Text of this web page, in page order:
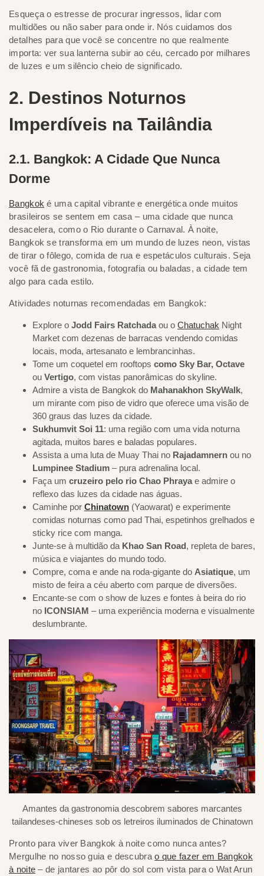
Esqueça o estresse de procurar ingressos, lidar com
multidões ou não saber para onde ir. Nós cuidamos dos
detalhes para que você se concentre no que realmente
importa: ver sua lanterna subir ao céu, cercado por milhares
de luzes e um silêncio cheio de significado.
2. Destinos Noturnos
Imperdíveis na Tailândia
2.1. Bangkok: A Cidade Que Nunca
Dorme
Bangkok é uma capital vibrante e energética onde muitos
brasileiros se sentem em casa – uma cidade que nunca
desacelera, como o Rio durante o Carnaval. À noite,
Bangkok se transforma em um mundo de luzes neon, vistas
de tirar o fôlego, comida de rua e espetáculos culturais. Seja
você fã de gastronomia, fotografia ou baladas, a cidade tem
algo para cada estilo.
Atividades noturnas recomendadas em Bangkok:
Explore o Jodd Fairs Ratchadaou o Chatuchak Night
Market com dezenas de barracas vendendo comidas
locais, moda, artesanato e lembrancinhas.
Tome um coquetel em rooftops como Sky Bar, Octave
ou Vertigo, com vistas panorâmicas do skyline.
Admire a vista de Bangkok do Mahanakhon SkyWalk,
um mirante com piso de vidro que oferece uma visão de
360 graus das luzes da cidade.
Sukhumvit Soi 11: uma região com uma vida noturna
agitada, muitos bares e baladas populares.
Assista a uma luta de Muay Thai no Rajadamnern ou no
Lumpinee Stadium – pura adrenalina local.
Faça um cruzeiro pelo rio Chao Phrayae admire o
reflexo das luzes da cidade nas águas.
Caminhe por Chinatown (Yaowarat) e experimente
comidas noturnas como pad Thai, espetinhos grelhados e
sticky rice com manga.
Junte-se à multidão da Khao San Road, repleta de bares,
música e viajantes do mundo todo.
Compre, coma e ande na roda-gigante do Asiatique, um
misto de feira a céu aberto com parque de diversões.
Encante-se com o show de luzes e fontes à beira do rio
no ICONSIAM – uma experiência moderna e visualmente
deslumbrante.
Amantes da gastronomia descobrem sabores marcantes
tailandeses-chineses sob os letreiros iluminados de Chinatown
Pronto para viver Bangkok à noite como nunca antes?
Mergulhe no nosso guia e descubrao que fazer em Bangkok
à noite – de jantares ao pôr do sol com vista para o Wat Arun